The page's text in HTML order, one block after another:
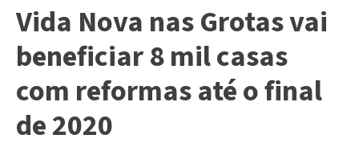
Vida Nova nas Grotas vai
beneficiar 8 mil casas
com reformas até o final
de 2020